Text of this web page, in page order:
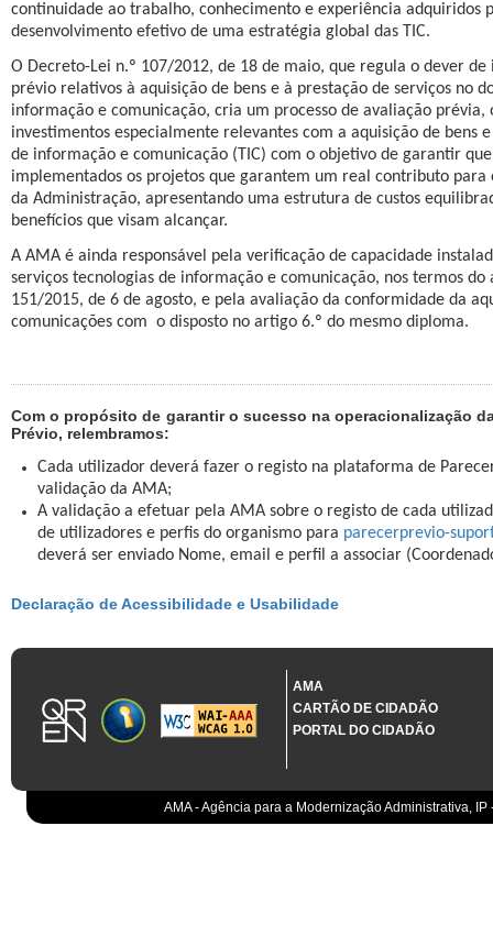
continuidade ao trabalho, conhecimento e experiência adquiridos
desenvolvimento efetivo de uma estratégia global das TIC.
O Decreto-Lei n.º 107/2012, de 18 de maio, que regula o dever
prévio relativos à aquisição de bens e à prestação de serviços no
informação e comunicação, cria um processo de avaliação
investimentos especialmente relevantes com a aquisição de bens
de informação e comunicação (TIC) com o objetivo de garantir
implementados os projetos que garantem um real contributo para
da Administração, apresentando uma estrutura de custos
benefícios que visam alcançar.
A AMA é ainda responsável pela verificação de capacidade
serviços tecnologias de informação e comunicação, nos termos do
151/2015, de 6 de agosto, e pela avaliação da conformidade da
comunicações com o disposto no artigo 6.º do mesmo diploma.
Com o propósito de garantir o sucesso na operacionalização
Prévio, relembramos:
Cada utilizador deverá fazer o registo na plataforma de
validação da AMA;
A validação a efetuar pela AMA sobre o registo de cada
de utilizadores e perfis do organismo para parecerprevio-
deverá ser enviado Nome, email e perfil a associar
Declaração de Acessibilidade e Usabilidade
AMA
CARTÃO DE CIDADÃO
PORTAL DO CIDADÃO
AMA - Agência para a Modernização Administrativa,